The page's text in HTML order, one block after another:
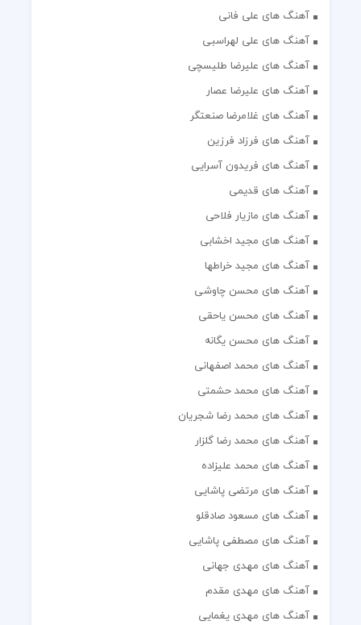
آهنگ های علی فانی
آهنگ های علی لهراسبی
آهنگ های علیرضا طلیسچی
آهنگ های علیرضا عصار
آهنگ های غلامرضا صنعتگر
آهنگ های فرزاد فرزین
آهنگ های فریدون آسرایی
آهنگ های قدیمی
آهنگ های مازیار فلاحی
آهنگ های مجید اخشابی
آهنگ های مجید خراطها
آهنگ های محسن چاوشی
آهنگ های محسن یاحقی
آهنگ های محسن یگانه
آهنگ های محمد اصفهانی
آهنگ های محمد حشمتی
آهنگ های محمد رضا شجریان
آهنگ های محمد رضا گلزار
آهنگ های محمد علیزاده
آهنگ های مرتضی پاشایی
آهنگ های مسعود صادقلو
آهنگ های مصطفی پاشایی
آهنگ های مهدی جهانی
آهنگ های مهدی مقدم
آهنگ های مهدی یغمایی